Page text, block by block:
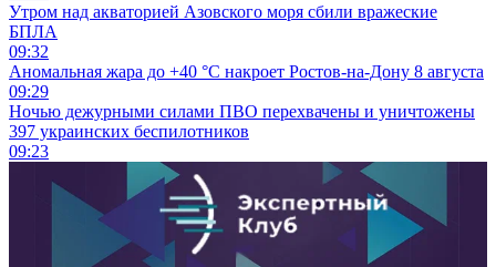
Утром над акваторией Азовского моря сбили вражеские
БПЛА
09:32
Аномальная жара до +40 °C накроет Ростов-на-Дону 8 августа
09:29
Ночью дежурными силами ПВО перехвачены и уничтожены
397 украинских беспилотников
09:23